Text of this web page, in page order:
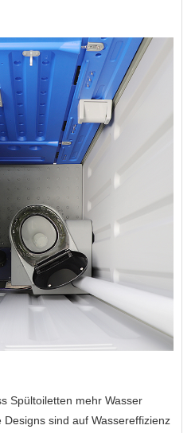
Spültoiletten mehr Wasser
sind auf Wassereffizienz